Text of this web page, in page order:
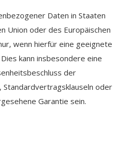
Daten in Staaten
Union oder des Europäischen
wenn hierfür eine geeignete
kann insbesondere eine
der
Standardvertragsklauseln oder
Garantie sein.